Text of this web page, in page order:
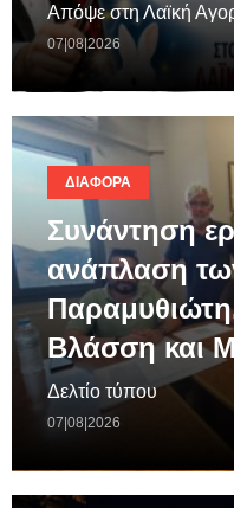
Απόψε στη Λαϊκή
07|08|2026
ΔΙΆΦΟΡΑ
Συνάντηση
ανάπλαση
Βλάσση και
Δελτίο τύπου
07|08|2026